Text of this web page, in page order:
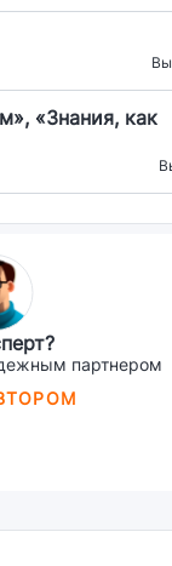
«Знания, как
партнером